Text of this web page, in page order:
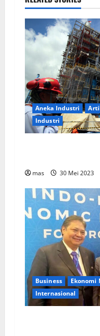
Aneka Industri
Industri
mas 30 Mei 2023
Business Ekonomi
Internasional